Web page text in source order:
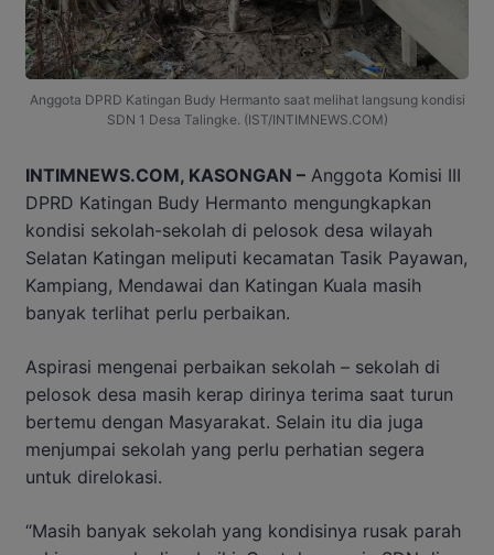
Anggota DPRD Katingan Budy Hermanto saat melihat langsung kondisi
SDN 1 Desa Talingke. (IST/INTIMNEWS.COM)
INTIMNEWS.COM, KASONGAN – Anggota Komisi III
DPRD Katingan Budy Hermanto mengungkapkan
kondisi sekolah-sekolah di pelosok desa wilayah
Selatan Katingan meliputi kecamatan Tasik Payawan,
Kampiang, Mendawai dan Katingan Kuala masih
banyak terlihat perlu perbaikan.
Aspirasi mengenai perbaikan sekolah – sekolah di
pelosok desa masih kerap dirinya terima saat turun
bertemu dengan Masyarakat. Selain itu dia juga
menjumpai sekolah yang perlu perhatian segera
untuk direlokasi.
“Masih banyak sekolah yang kondisinya rusak parah